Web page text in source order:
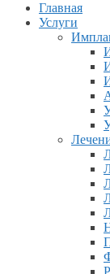
Главная
Услуги